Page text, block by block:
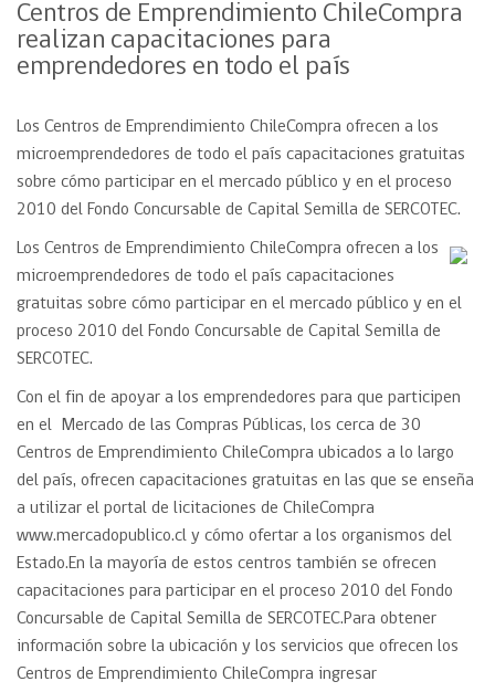
Centros de Emprendimiento ChileCompra
realizan capacitaciones para
emprendedores en todo el país
Los Centros de Emprendimiento ChileCompra ofrecen a los
microemprendedores de todo el país capacitaciones gratuitas
sobre cómo participar en el mercado público y en el proceso
2010 del Fondo Concursable de Capital Semilla de SERCOTEC.
Los Centros de Emprendimiento ChileCompra ofrecen a los
microemprendedores de todo el país capacitaciones
gratuitas sobre cómo participar en el mercado público y en el
proceso 2010 del Fondo Concursable de Capital Semilla de
SERCOTEC.
Con el fin de apoyar a los emprendedores para que participen
en el Mercado de las Compras Públicas, los cerca de 30
Centros de Emprendimiento ChileCompra ubicados a lo largo
del país, ofrecen capacitaciones gratuitas en las que se enseña
a utilizar el portal de licitaciones de ChileCompra
www.mercadopublico.cl y cómo ofertar a los organismos del
Estado.En la mayoría de estos centros también se ofrecen
capacitaciones para participar en el proceso 2010 del Fondo
Concursable de Capital Semilla de SERCOTEC.Para obtener
información sobre la ubicación y los servicios que ofrecen los
Centros de Emprendimiento ChileCompra ingresar